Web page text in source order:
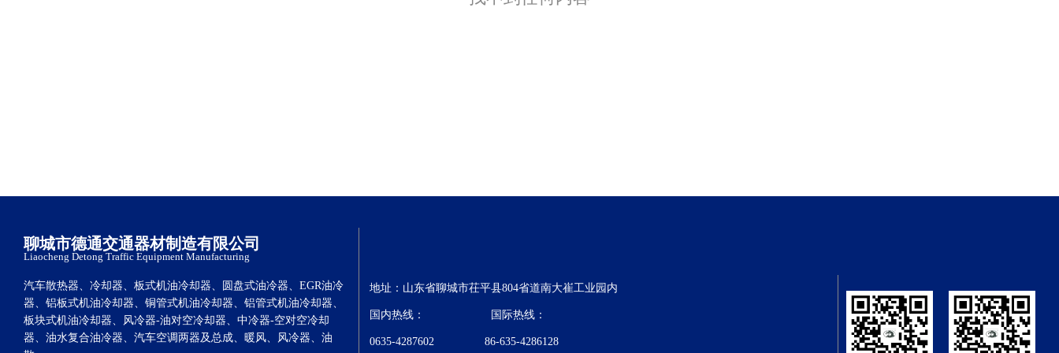
聊城市德通交通器材制造有限公司
Liaocheng Detong Traffic Equipment Manufacturing
汽车散热器、冷却器、板式机油冷却器、圆盘式油冷器、EGR油冷
器、铝板式机油冷却器、铜管式机油冷却器、铝管式机油冷却器、
板块式机油冷却器、风冷器-油对空冷却器、中冷器-空对空冷却
器、油水复合油冷器、汽车空调两器及总成、暖风、风冷器、油
地址：山东省聊城市茌平县804省道南大崔工业园内
国内热线： 国际热线：
0635-4287602 86-635-4286128